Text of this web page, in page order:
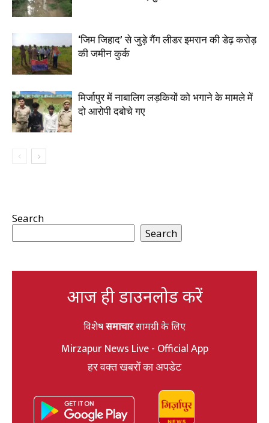
‘जिम जिहाद’ से जुड़े गैंग लीडर इमरान की डेढ़ करोड़
की जमीन कुर्क
मिर्जापुर में नाबालिग लड़कियों को भगाने के मामले में
दो आरोपी दबोचे गए
Search
Search
आज ही डाउनलोड करें
विशेषसमाचारसामग्री के लिए
Mirzapur News Live - Official App
हर वक्त खबरों का अपडेट